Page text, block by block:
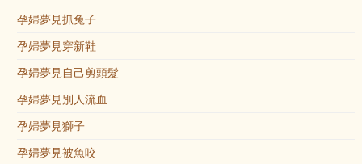
孕婦夢見抓兔子
孕婦夢見穿新鞋
孕婦夢見自己剪頭髮
孕婦夢見別人流血
孕婦夢見獅子
孕婦夢見被魚咬